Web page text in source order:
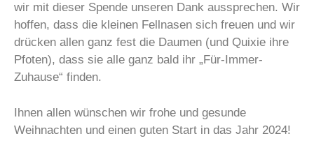
wir mit dieser Spende unseren Dank aussprechen. Wir
hoffen, dass die kleinen Fellnasen sich freuen und wir
drücken allen ganz fest die Daumen (und Quixie ihre
Pfoten), dass sie alle ganz bald ihr „Für-Immer-
Zuhause“ finden.
Ihnen allen wünschen wir frohe und gesunde
Weihnachten und einen guten Start in das Jahr 2024!